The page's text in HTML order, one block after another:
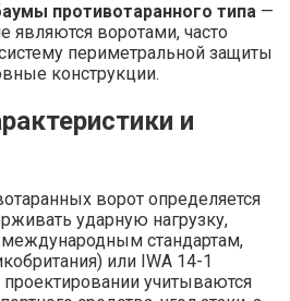
противотаранного типа —
являются воротами, часто
периметральной защиты
конструкции.
и
ворот определяется
ударную нагрузку,
международным стандартам,
или IWA 14-1
учитываются